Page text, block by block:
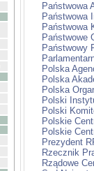
Państwowa
Państwowa
Państwowa
Państwowe
Państwowy
Polska
Polska
Polska
Polski
Polski
Polskie
Polskie
Prezydent
Rzecznik
Rządowe